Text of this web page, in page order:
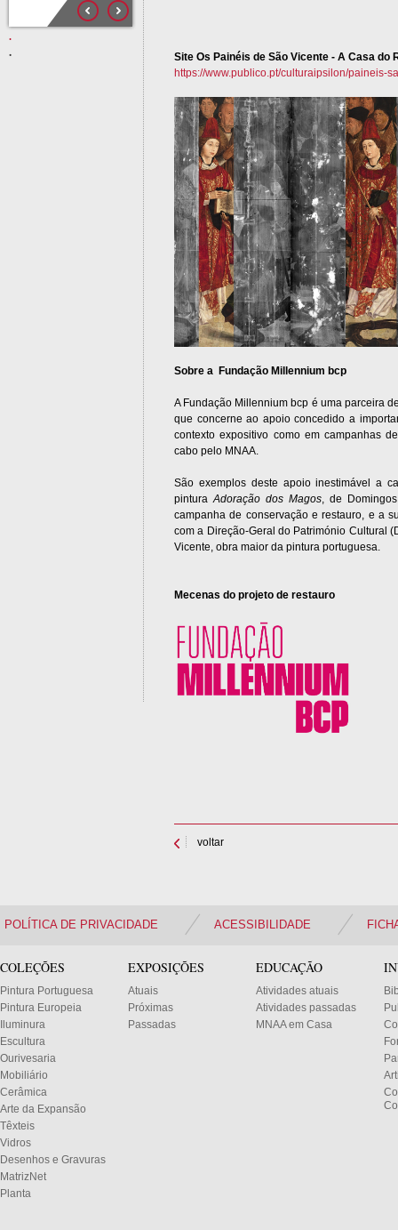
Site Os Painéis de São Vicente - A Casa do
https://www.publico.pt/culturaipsilon/paineis-
Sobre a Fundação Millennium bcp
A Fundação Millennium bcp é uma parceira
que concerne ao apoio concedido a
contexto expositivo como em campanhas
cabo pelo MNAA.
São exemplos deste apoio inestimável a
pinturaAdoração dos Magos, de
campanha de conservação e restauro, e a
com a Direção-Geral do Património Cultural
Vicente, obra maior da pintura portuguesa.
Mecenas do projeto de restauro
voltar
.
.
.
POLÍTICA DE PRIVACIDADE ACESSIBILIDADE
COLEÇÕES
Pintura Portuguesa
Pintura Europeia
Iluminura
Escultura
Ourivesaria
Mobiliário
Cerâmica
Arte da Expansão
Têxteis
Vidros
Desenhos e Gravuras
MatrizNet
Planta
EXPOSIÇÕES
Atuais
Próximas
Passadas
EDUCAÇÃO
Atividades atuais
Atividades passadas
MNAA em Casa